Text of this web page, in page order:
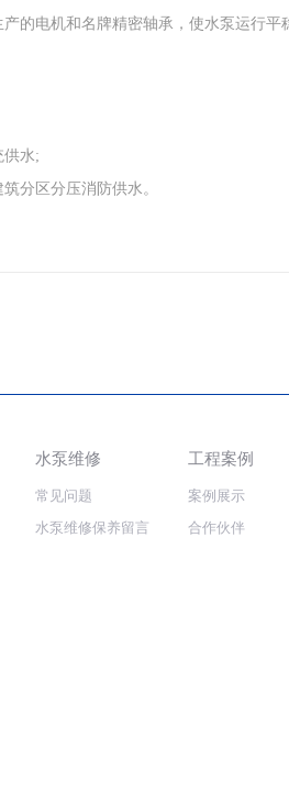
电机和名牌精密轴承，使水泵运行平
水;
分区分压消防供水。
水泵维修
常见问题
水泵维修保养留言
工程案例
案例展示
合作伙伴